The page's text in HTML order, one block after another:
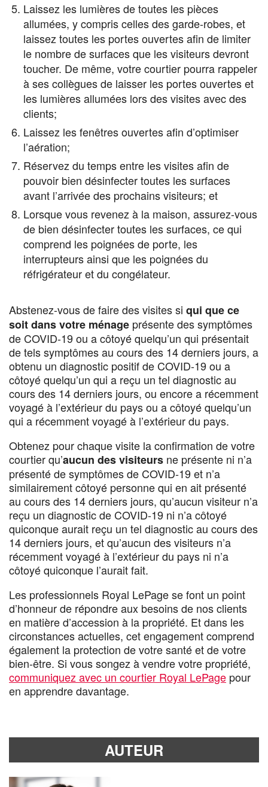
Laissez les lumières de toutes les pièces
allumées, y compris celles des garde-robes, et
laissez toutes les portes ouvertes afin de limiter
le nombre de surfaces que les visiteurs devront
toucher. De même, votre courtier pourra rappeler
à ses collègues de laisser les portes ouvertes et
les lumières allumées lors des visites avec des
clients;
Laissez les fenêtres ouvertes afin d’optimiser
l’aération;
Réservez du temps entre les visites afin de
pouvoir bien désinfecter toutes les surfaces
avant l’arrivée des prochains visiteurs; et
Lorsque vous revenez à la maison, assurez-vous
de bien désinfecter toutes les surfaces, ce qui
comprend les poignées de porte, les
interrupteurs ainsi que les poignées du
réfrigérateur et du congélateur.
Abstenez-vous de faire des visites si qui que ce
soit dans votre ménage présente des symptômes
de COVID-19 ou a côtoyé quelqu’un qui présentait
de tels symptômes au cours des 14 derniers jours, a
obtenu un diagnostic positif de COVID-19 ou a
côtoyé quelqu’un qui a reçu un tel diagnostic au
cours des 14 derniers jours, ou encore a récemment
voyagé à l’extérieur du pays ou a côtoyé quelqu’un
qui a récemment voyagé à l’extérieur du pays.
Obtenez pour chaque visite la confirmation de votre
courtier qu’aucun des visiteurs ne présente ni n’a
présenté de symptômes de COVID-19 et n’a
similairement côtoyé personne qui en ait présenté
au cours des 14 derniers jours, qu’aucun visiteur n’a
reçu un diagnostic de COVID-19 ni n’a côtoyé
quiconque aurait reçu un tel diagnostic au cours des
14 derniers jours, et qu’aucun des visiteurs n’a
récemment voyagé à l’extérieur du pays ni n’a
côtoyé quiconque l’aurait fait.
Les professionnels Royal LePage se font un point
d’honneur de répondre aux besoins de nos clients
en matière d’accession à la propriété. Et dans les
circonstances actuelles, cet engagement comprend
également la protection de votre santé et de votre
bien-être. Si vous songez à vendre votre propriété,
communiquez avec un courtier Royal LePage pour
en apprendre davantage.
AUTEUR